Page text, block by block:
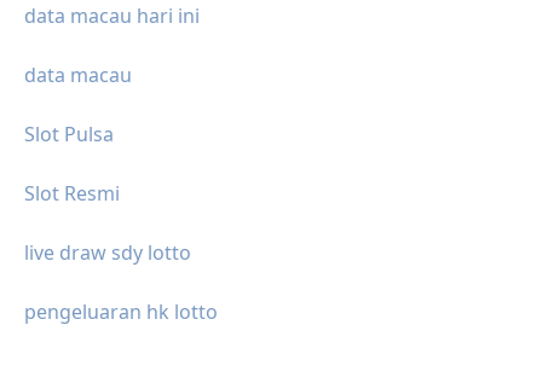
data macau hari ini
data macau
Slot Pulsa
Slot Resmi
live draw sdy lotto
pengeluaran hk lotto